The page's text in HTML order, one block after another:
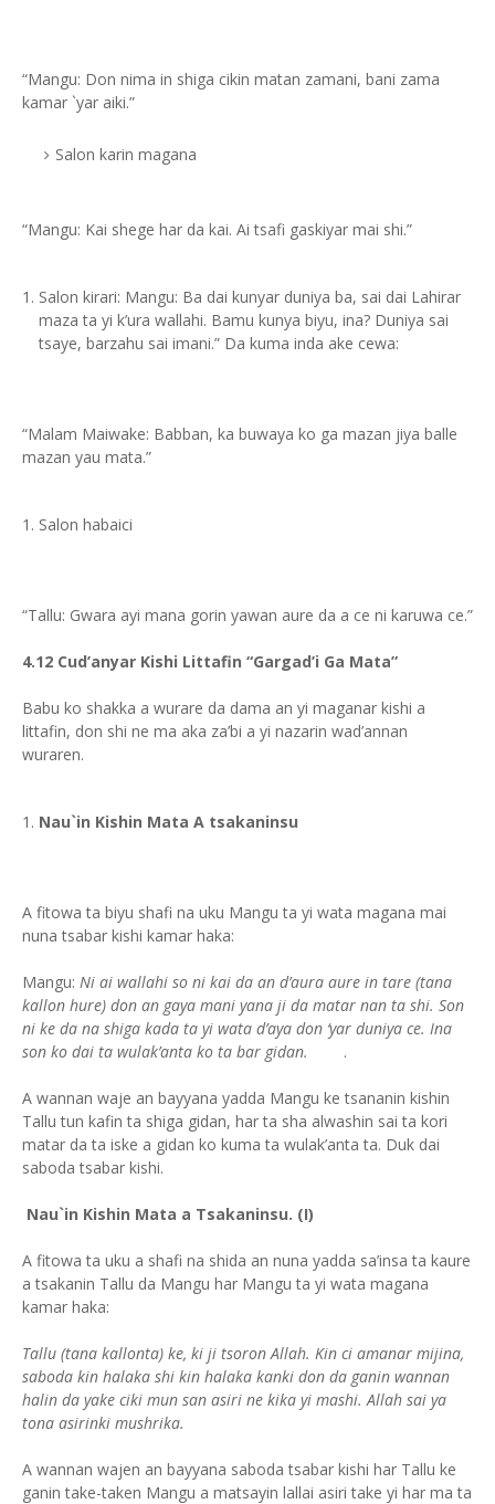
“Mangu: Don nima in shiga cikin matan zamani, bani zama
kamar `yar aiki.”
Salon karin magana
“Mangu: Kai shege har da kai. Ai tsafi gaskiyar mai shi.”
Salon kirari: Mangu: Ba dai kunyar duniya ba, sai dai Lahirar
maza ta yi k’ura wallahi. Bamu kunya biyu, ina? Duniya sai
tsaye, barzahu sai imani.” Da kuma inda ake cewa:
“Malam Maiwake: Babban, ka buwaya ko ga mazan jiya balle
mazan yau mata.”
Salon habaici
“Tallu: Gwara ayi mana gorin yawan aure da a ce ni karuwa ce.”
4.12 Cud’anyar Kishi Littafin “Gargad’i Ga Mata”
Babu ko shakka a wurare da dama an yi maganar kishi a
littafin, don shi ne ma aka za’bi a yi nazarin wad’annan
wuraren.
Nau`in Kishin Mata A tsakaninsu
A fitowa ta biyu shafi na uku Mangu ta yi wata magana mai
nuna tsabar kishi kamar haka:
Mangu: Ni ai wallahi so ni kai da an d’aura aure in tare (tana
kallon hure) don an gaya mani yana ji da matar nan ta shi. Son
ni ke da na shiga kada ta yi wata d’aya don ‘yar duniya ce. Ina
son ko dai ta wulak’anta ko ta bar gidan.
.
A wannan waje an bayyana yadda Mangu ke tsananin kishin
Tallu tun kafin ta shiga gidan, har ta sha alwashin sai ta kori
matar da ta iske a gidan ko kuma ta wulak’anta ta. Duk dai
saboda tsabar kishi.
Nau`in Kishin Mata a Tsakaninsu. (I)
A fitowa ta uku a shafi na shida an nuna yadda sa’insa ta kaure
a tsakanin Tallu da Mangu har Mangu ta yi wata magana
kamar haka:
Tallu (tana kallonta) ke, ki ji tsoron Allah. Kin ci amanar mijina,
saboda kin halaka shi kin halaka kanki don da ganin wannan
halin da yake ciki mun san asiri ne kika yi mashi. Allah sai ya
tona asirinki mushrika.
A wannan wajen an bayyana saboda tsabar kishi har Tallu ke
ganin take-taken Mangu a matsayin lallai asiri take yi har ma ta